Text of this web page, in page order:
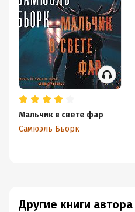
Другие книги автора
Мальчик в свете фар
Самюэль Бьорк